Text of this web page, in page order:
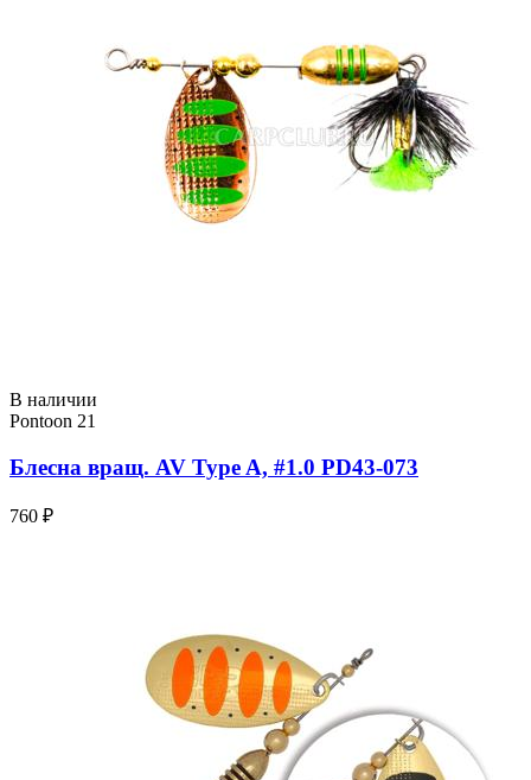
В наличии
Pontoon 21
Блесна вращ. AV Type A, #1.0 PD43-073
760 ₽